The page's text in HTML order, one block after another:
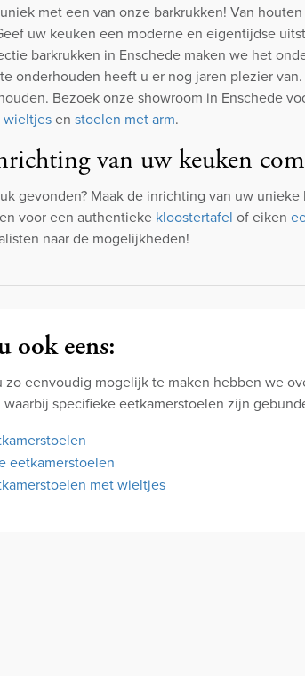
met een van onze barkrukken! Van
uw keuken een moderne en eigentijdse
barkrukken in Enschede maken we het
onderhouden heeft u er nog jaren plezier
Bezoek onze showroom in Enschede
wieltjesen stoelen met arm.
van uw keuken
gevonden? Maak de inrichting van uw
voor een authentieke kloostertafel of eiken
naar de mogelijkheden!
ook eens:
zo eenvoudig mogelijk te maken hebben we
specifieke eetkamerstoelen zijn
eetkamerstoelen
met wieltjes